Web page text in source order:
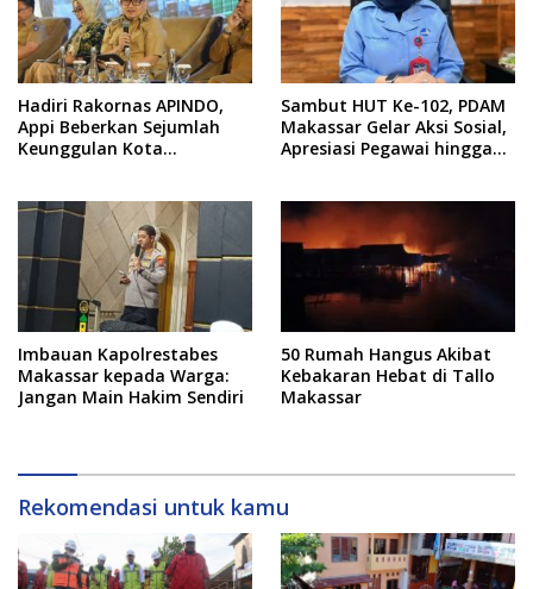
Hadiri Rakornas APINDO,
Appi Beberkan Sejumlah
Keunggulan Kota
Sambut HUT Ke-102, PDAM
Makassar Gelar Aksi Sosial,
Apresiasi Pegawai hingga
Imbauan Kapolrestabes
Makassar kepada Warga:
Jangan Main Hakim Sendiri
50 Rumah Hangus Akibat
Kebakaran Hebat di Tallo
Makassar
Rekomendasi untuk kamu